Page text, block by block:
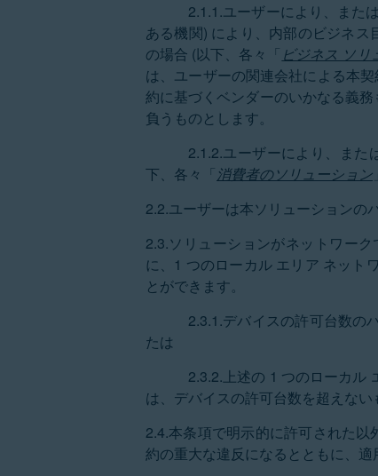
2.1.1.ユーザーにより、また
ある機関) により、内部のビジネ
の場合 (以下、各々「 ビジネス ソリ
は、ユーザーの関連会社による本
約に基づくベンダーのいかなる義
負うものとします。
2.1.2.ユーザーにより、ま
下、各々「消費者のソリューション
2.2.ユーザーは本ソリューションの
2.3.ソリューションがネットワー
に、1 つのローカル エリア ネット
とができます。
2.3.1.デバイスの許可台数の
たは
2.3.2.上述の 1 つのローカル
は、デバイスの許可台数を超えない
2.4.本条項で明示的に許可された
約の重大な違反になるとともに、適